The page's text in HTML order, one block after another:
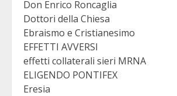
Don Enrico Roncaglia
Dottori della Chiesa
Ebraismo e Cristianesimo
EFFETTI AVVERSI
effetti collaterali sieri MRNA
ELIGENDO PONTIFEX
Eresia